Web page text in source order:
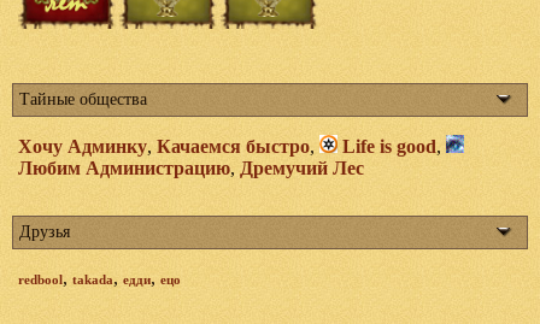
Тайные общества
Хочу Админку, Качаемся быстро, Life is good,
Любим Администрацию, Дремучий Лес
Друзья
redbool, takada, едди, ецо